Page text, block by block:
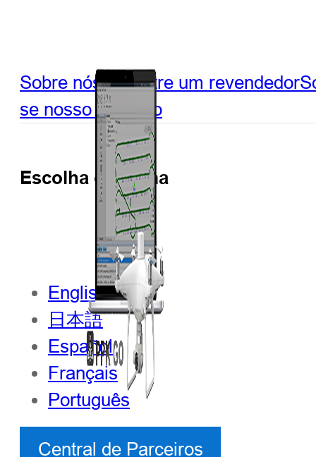
Sobre nósEncontre um revendedor
se nosso parceiro
Escolha o idioma
English
日本語
Español
Français
Português
Central de Parceiros